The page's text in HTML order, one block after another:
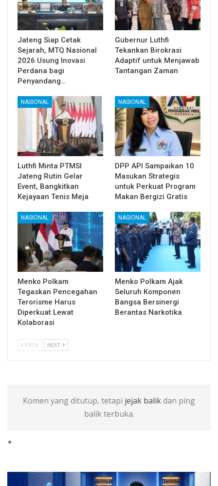
Jateng Siap Cetak
Sejarah, MTQ Nasional
2026 Usung Inovasi
Perdana bagi
Penyandang…
Gubernur Luthfi
Tekankan Birokrasi
Adaptif untuk Menjawab
Tantangan Zaman
NASIONAL
Luthfi Minta PTMSI
Jateng Rutin Gelar
Event, Bangkitkan
Kejayaan Tenis Meja
NASIONAL
DPP API Sampaikan 10
Masukan Strategis
untuk Perkuat Program
Makan Bergizi Gratis
NASIONAL
Menko Polkam
Tegaskan Pencegahan
Terorisme Harus
Diperkuat Lewat
Kolaborasi
NASIONAL
Menko Polkam Ajak
Seluruh Komponen
Bangsa Bersinergi
Berantas Narkotika
PREV NEXT
Komen yang ditutup, tetapi jejak balikdan ping
balik terbuka.